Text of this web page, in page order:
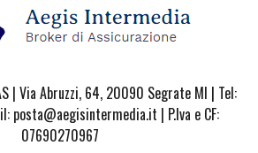
| Via Abruzzi, 64, 20090 Segrate MI | Tel:
posta@aegisintermedia.it | P.Iva e CF:
07690270967